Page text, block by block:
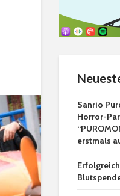
Sanrio
Horror-
erstmals